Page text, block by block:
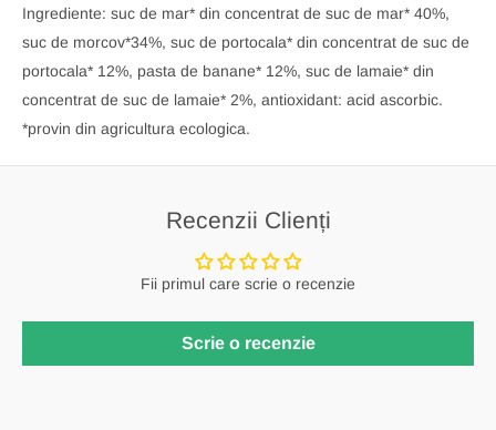
Ingrediente: suc de mar* din concentrat de suc de mar* 40%,
suc de morcov*34%, suc de portocala* din concentrat de suc de
portocala* 12%, pasta de banane* 12%, suc de lamaie* din
concentrat de suc de lamaie* 2%, antioxidant: acid ascorbic.
*provin din agricultura ecologica.
Recenzii Clienți
Fii primul care scrie o recenzie
Scrie o recenzie